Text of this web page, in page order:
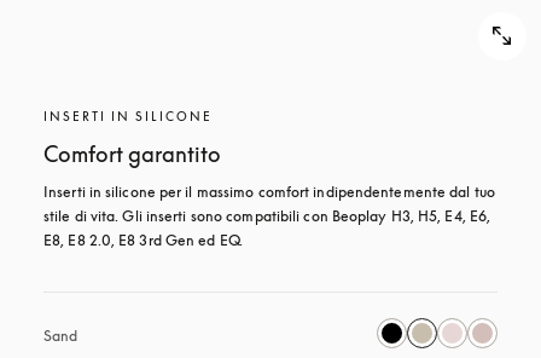
INSERTI IN SILICONE
Comfort garantito
Inserti in silicone per il massimo comfort indipendentemente dal tuo
stile di vita. Gli inserti sono compatibili con Beoplay H3, H5, E4, E6,
E8, E8 2.0, E8 3rd Gen ed EQ.
Sand